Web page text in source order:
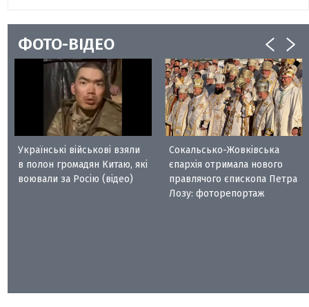
ФОТО-ВІДЕО
Українські військові взяли
в полон громадян Китаю, які
воювали за Росію (відео)
Сокальсько-Жовківська
єпархія отримала нового
правлячого єпископа Петра
Лозу: фоторепортаж